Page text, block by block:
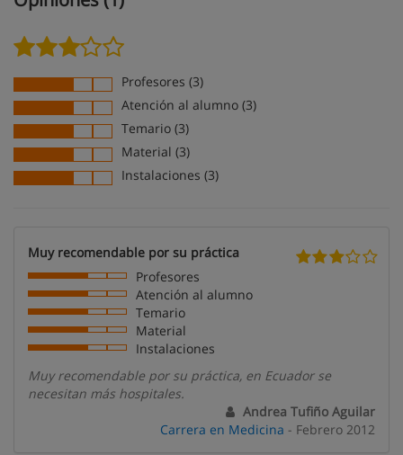
Profesores (3)
Atención al alumno (3)
Temario (3)
Material (3)
Instalaciones (3)
Muy recomendable por su práctica
Profesores
Atención al alumno
Temario
Material
Instalaciones
Muy recomendable por su práctica, en Ecuador se
necesitan más hospitales.
Andrea Tufiño Aguilar
Carrera en Medicina - Febrero 2012